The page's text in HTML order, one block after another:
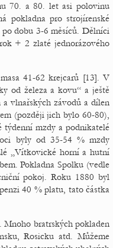
70. a 80. let asi polovinu
pokladna pro strojírenské
dobu 3-6 měsíců. Dělníci
+ 2 zlaté jednorázového
41-62 krejcarů [13]. V
od železa a kovu“ a ještě
a vlnařských závodů a dílen
(později jich bylo 60-80),
mzdy a podnikatelé
byly od 35-54 % mzdy
„Vítkovické horní a hutní
Pokladna Spolku (vedle
pokoj. Roku 1880 byl
40 % platu, tato částka
bratrských pokladen
Rosicku atd. Můžeme